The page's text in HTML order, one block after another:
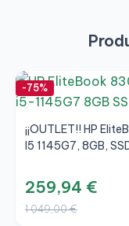
-75%
¡¡OUTLET!! HP
I5 1145G7, 8GB,
259,94 €
1 049,00 €